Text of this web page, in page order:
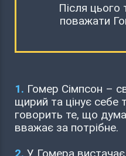
Після
поважати
1. Гомер Сімпсон –
щирий та цінує себе
говорить те, що
вважає за потрібне.
2. У Гомера